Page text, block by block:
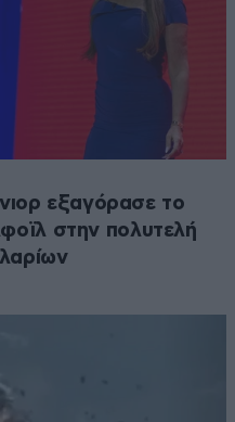
εξαγόρασε το
στην πολυτελή